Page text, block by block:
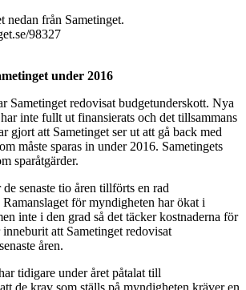
nedan från Sametinget.
98327
under 2016
Sametinget redovisat budgetunderskott. Nya
inte fullt ut finansierats och det tillsammans
gjort att Sametinget ser ut att gå back med
måste sparas in under 2016. Sametingets
sparåtgärder.
senaste tio åren tillförts en rad
för myndigheten har ökat i
inte i den grad så det täcker kostnaderna för
att Sametinget redovisat
åren.
tidigare under året påtalat till
de krav som ställs på myndigheten kräver en